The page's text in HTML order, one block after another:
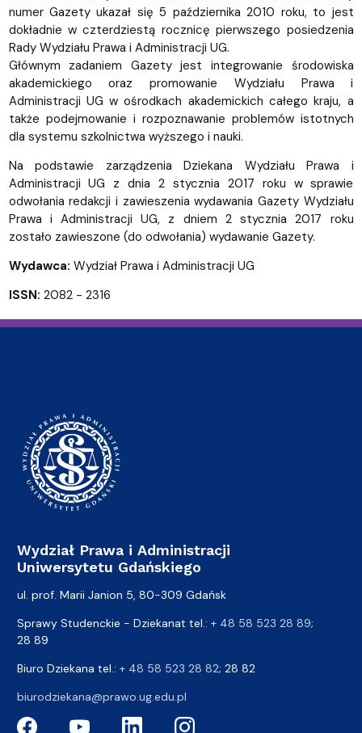
numer Gazety ukazał się 5 października 2010 roku, to jest
dokładnie w czterdziestą rocznicę pierwszego posiedzenia
Rady Wydziału Prawa i Administracji UG.
Głównym zadaniem Gazety jest integrowanie środowiska
akademickiego oraz promowanie Wydziału Prawa i
Administracji UG w ośrodkach akademickich całego kraju, a
także podejmowanie i rozpoznawanie problemów istotnych
dla systemu szkolnictwa wyższego i nauki.
Na podstawie zarządzenia Dziekana Wydziału Prawa i
Administracji UG z dnia 2 stycznia 2017 roku w sprawie
odwołania redakcji i zawieszenia wydawania Gazety Wydziału
Prawa i Administracji UG, z dniem 2 stycznia 2017 roku
zostało zawieszone (do odwołania) wydawanie Gazety.
Wydawca: Wydział Prawa i Administracji UG
ISSN: 2082 - 2316
Wydział Prawa i Administracji
Uniwersytetu Gdańskiego
ul. prof. Marii Janion 5, 80-309 Gdańsk
Sprawy Studenckie - Dziekanat tel.: + 48 58 523 28 89;
28 89
Biuro Dziekana tel.: + 48 58 523 28 82; 28 82
biurodziekana@prawo.ug.edu.pl